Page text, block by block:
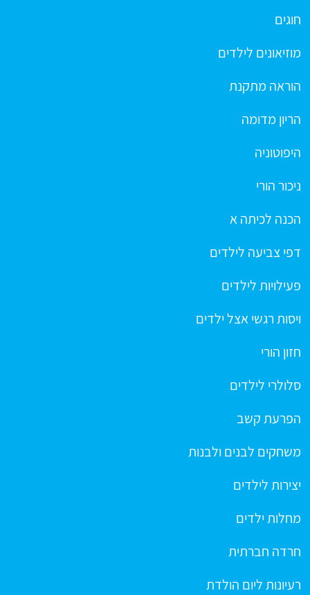
חוגים
מוזיאונים לילדים
הוראה מתקנת
הריון מדומה
היפוטוניה
ניכור הורי
הכנה לכיתה א
דפי צביעה לילדים
פעילויות לילדים
ויסות רגשי אצל ילדים
חזון הורי
סלולרי לילדים
הפרעת קשב
משחקים לבנים ולבנות
יצירות לילדים
מחלות ילדים
חרדה חברתית
רעיונות ליום הולדת